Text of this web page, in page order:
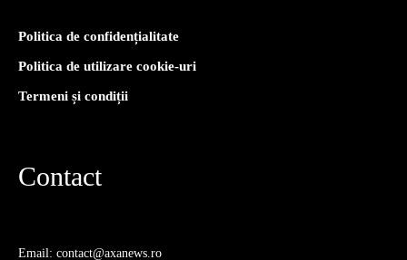
Politica de confidențialitate
Politica de utilizare cookie-uri
Termeni și condiții
Contact
Email: contact@axanews.ro